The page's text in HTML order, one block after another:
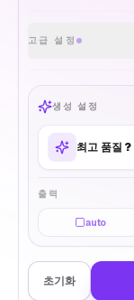
고급 설정
생성 설정
최고 품질 ?
출력
auto
초기화